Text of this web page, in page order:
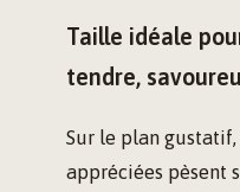
Taille idéale
tendre,
Sur le plan
appréciées pèsent